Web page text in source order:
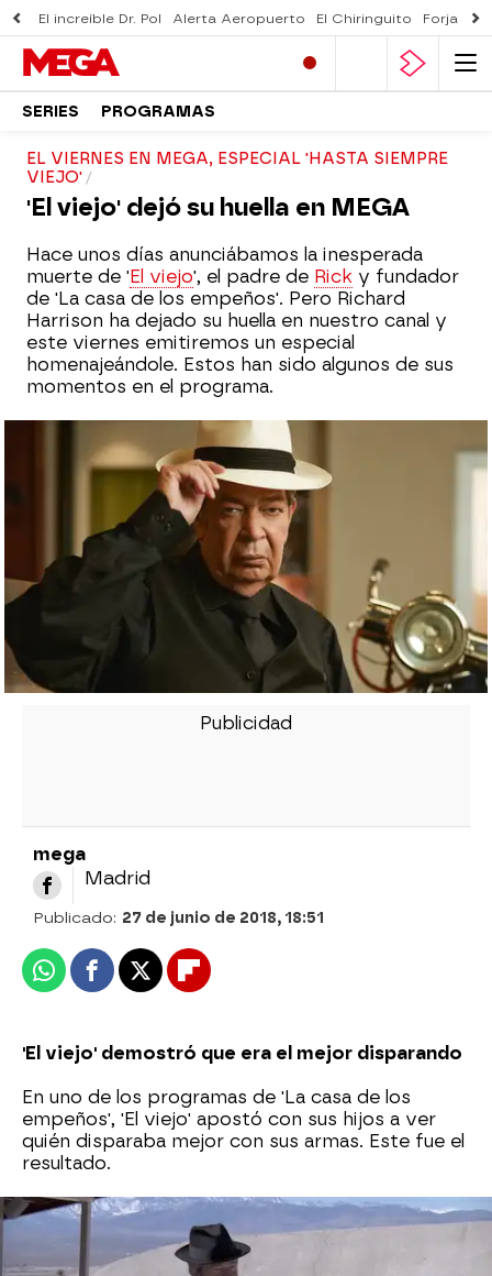
El increíble Dr. Pol Alerta Aeropuerto El Chiringuito Forjado
SERIES PROGRAMAS
EL VIERNES EN MEGA, ESPECIAL 'HASTA SIEMPRE
VIEJO'
'El viejo' dejó su huella en MEGA
Hace unos días anunciábamos la inesperada
muerte de 'El viejo', el padre de Rick y fundador
de 'La casa de los empeños'. Pero Richard
Harrison ha dejado su huella en nuestro canal y
este viernes emitiremos un especial
homenajeándole. Estos han sido algunos de sus
momentos en el programa.
mega
Madrid
Publicado: 27 de junio de 2018, 18:51
WhatsappFacebook
X Flipboard
'El viejo' demostró que era el mejor disparando
En uno de los programas de 'La casa de los
empeños', 'El viejo' apostó con sus hijos a ver
quién disparaba mejor con sus armas. Este fue el
resultado.
Al 'viejo' le gustaba el dinero rápido